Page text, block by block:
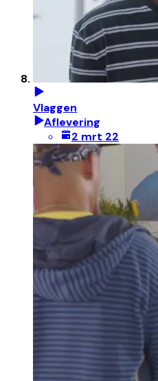
Vlaggen
Aflevering
2 mrt 22